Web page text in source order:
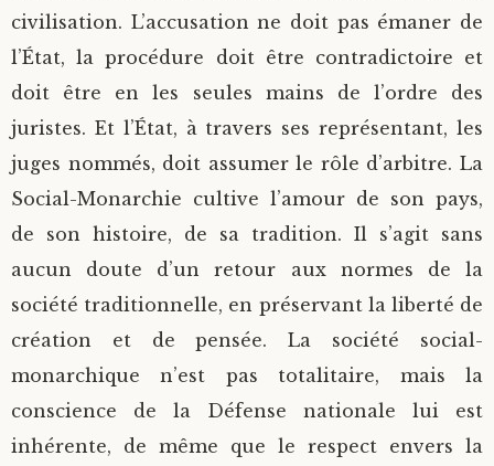
civilisation. L’accusation ne doit pas émaner de
l’État, la procédure doit être contradictoire et
doit être en les seules mains de l’ordre des
juristes. Et l’État, à travers ses représentant, les
juges nommés, doit assumer le rôle d’arbitre. La
Social-Monarchie cultive l’amour de son pays,
de son histoire, de sa tradition. Il s’agit sans
aucun doute d’un retour aux normes de la
société traditionnelle, en préservant la liberté de
création et de pensée. La société social-
monarchique n’est pas totalitaire, mais la
conscience de la Défense nationale lui est
inhérente, de même que le respect envers la